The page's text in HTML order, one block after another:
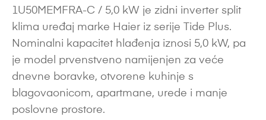
1U50MEMFRA-C / 5,0 kW je zidni inverter split
klima uređaj marke Haier iz serije Tide Plus.
Nominalni kapacitet hlađenja iznosi 5,0 kW, pa
je model prvenstveno namijenjen za veće
dnevne boravke, otvorene kuhinje s
blagovaonicom, apartmane, urede i manje
poslovne prostore.